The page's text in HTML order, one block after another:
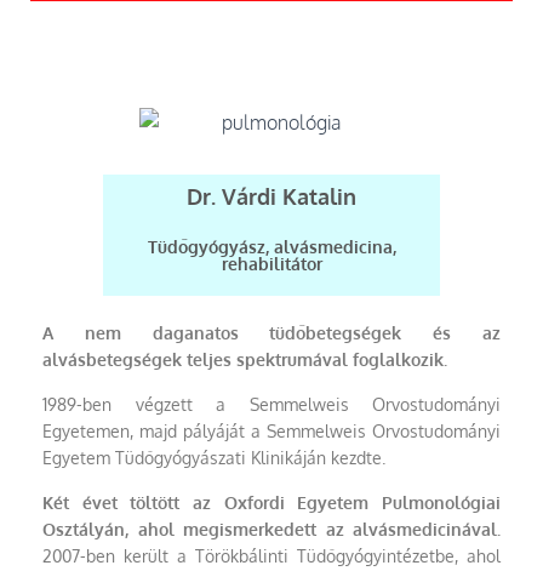
Dr. Várdi Katalin
Tüdőgyógyász, alvásmedicina,
rehabilitátor
A nem daganatos tüdőbetegségek és az
alvásbetegségek teljes spektrumával foglalkozik.
1989-ben végzett a Semmelweis Orvostudományi
Egyetemen, majd pályáját a Semmelweis Orvostudományi
Egyetem Tüdőgyógyászati Klinikáján kezdte.
Két évet töltött az Oxfordi Egyetem Pulmonológiai
Osztályán, ahol megismerkedett az alvásmedicinával.
2007-ben került a Törökbálinti Tüdőgyógyintézetbe, ahol